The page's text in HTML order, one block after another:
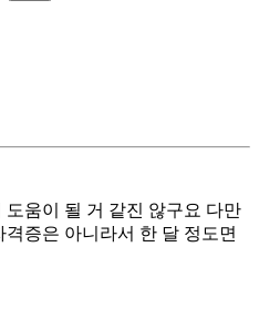
움이 될 거 같진 않구요 다만
증은 아니라서 한 달 정도면